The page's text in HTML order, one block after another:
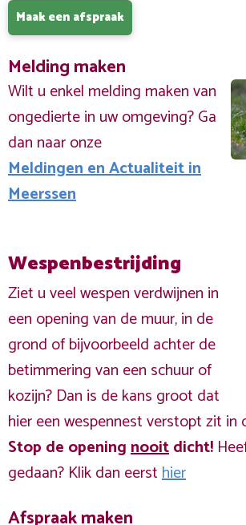
Maak een afspraak
Melding maken
Wilt u enkel melding maken van
ongedierte in uw omgeving? Ga
dan naar onze
Meldingen en Actualiteit in
Meerssen
Wespenbestrijding
Ziet u veel wespen verdwijnen in
een opening van de muur, in de
grond of bijvoorbeeld achter de
betimmering van een schuur of
kozijn? Dan is de kans groot dat
hier een wespennest verstopt zit in
Stop de openingnooitdicht!
gedaan? Klik dan eersthier
Afspraak maken